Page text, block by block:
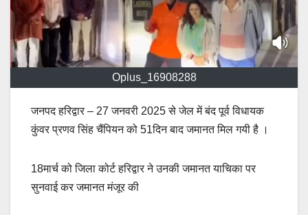
Oplus_16908288
जनपद हरिद्वार – 27 जनवरी 2025 से जेल में बंद पूर्व विधायक
कुंवर प्रणव सिंह चैंपियन को 51दिन बाद जमानत मिल गयी है ।
18मार्च को जिला कोर्ट हरिद्वार ने उनकी जमानत याचिका पर
सुनवाई कर जमानत मंजूर की